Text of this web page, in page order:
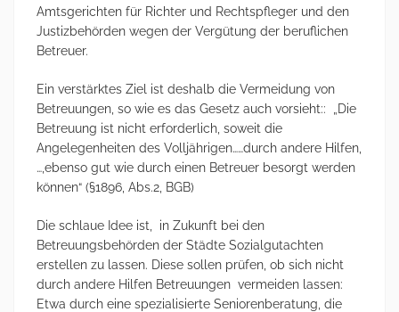
Amtsgerichten für Richter und Rechtspfleger und den
Justizbehörden wegen der Vergütung der beruflichen
Betreuer.
Ein verstärktes Ziel ist deshalb die Vermeidung von
Betreuungen, so wie es das Gesetz auch vorsieht:: „Die
Betreuung ist nicht erforderlich, soweit die
Angelegenheiten des Volljährigen……durch andere Hilfen,
…,ebenso gut wie durch einen Betreuer besorgt werden
können“ (§1896, Abs.2, BGB)
Die schlaue Idee ist, in Zukunft bei den
Betreuungsbehörden der Städte Sozialgutachten
erstellen zu lassen. Diese sollen prüfen, ob sich nicht
durch andere Hilfen Betreuungen vermeiden lassen:
Etwa durch eine spezialisierte Seniorenberatung, die